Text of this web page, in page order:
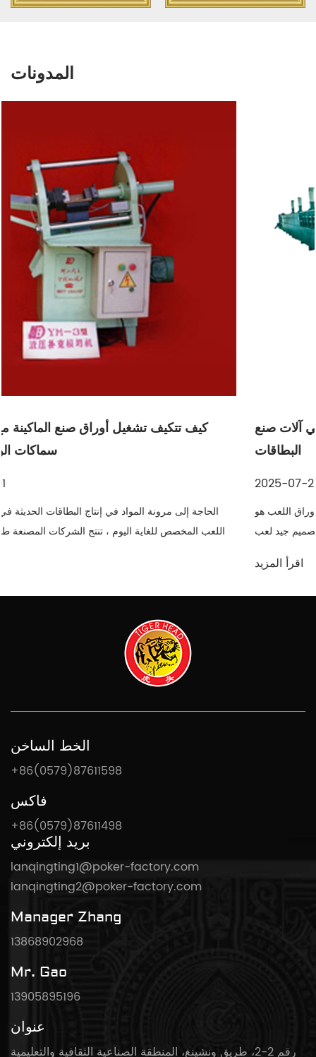
المدونات
انهيار خطوة بخطوة لمراحل الإنتاج في آلات صنع
البطاقات
مقدمة لعملية الإنتاج من طرف إلى طرف إن تصنيع أوراق اللعب هو
عملية مفصلة للغاية تتطلب الدقة والاتساق والسرعة. تصميم جيد لعب
الخط الساخن
+86(0579)87611598
فاكس
+86(0579)87611498
بريد إلكتروني
lanqingting1@poker-factory.com
lanqingting2@poker-factory.com
Manager Zhang
13868902968
Mr. Gao
13905895196
عنوان
رقم 2-2، طريق ونشينغ، المنطقة الصناعية الثقافية والتعليمية